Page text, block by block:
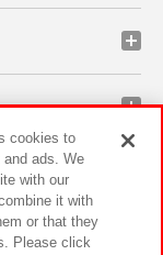
cookies to
ads. We
with our
it with
or that they
Please click